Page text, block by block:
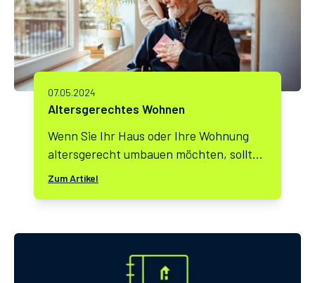
07.05.2024
Altersgerechtes Wohnen
Wenn Sie Ihr Haus oder Ihre Wohnung
altersgerecht umbauen möchten, sollten
Sie einige Dinge beachten. Hier sind
Zum Artikel